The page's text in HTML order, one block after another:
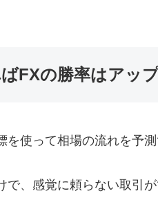
FXの勝率はアッ
使って相場の流れを予測
、感覚に頼らない取引が